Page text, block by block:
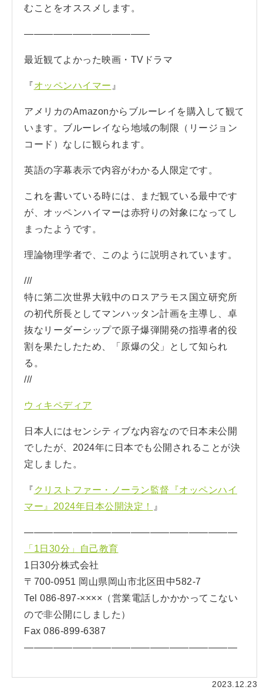
むことをオススメします。
—————————————
最近観てよかった映画・TVドラマ
『オッペンハイマー 』
アメリカのAmazonからブルーレイを購入して観て
います。ブルーレイなら地域の制限（リージョン
コード）なしに観られます。
英語の字幕表示で内容がわかる人限定です。
これを書いている時には、まだ観ている最中です
が、オッペンハイマーは赤狩りの対象になってし
まったようです。
理論物理学者で、このように説明されています。
///
特に第二次世界大戦中のロスアラモス国立研究所
の初代所長としてマンハッタン計画を主導し、卓
抜なリーダーシップで原子爆弾開発の指導者的役
割を果たしたため、「原爆の父」として知られ
る。
///
ウィキペディア
日本人にはセンシティブな内容なので日本未公開
でしたが、2024年に日本でも公開されることが決
定しました。
『 クリストファー・ノーラン監督『オッペンハイ
マー』2024年日本公開決定！
』
——————————————————————
「1日30分」自己教育
1日30分株式会社
〒700-0951 岡山県岡山市北区田中582-7
Tel 086-897-××××（営業電話しかかかってこない
ので非公開にしました）
Fax 086-899-6387
——————————————————————
2023.12.23